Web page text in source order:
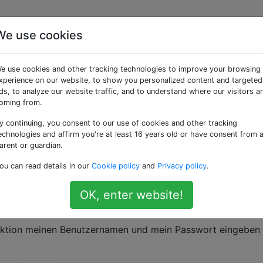
Benutzername und
GitHub-Konto auf meinen PC geklont.
als auch mit meinem Laptop arbeiten, aber mit einem
auf GitHub zu pushen oder von diesem zu ziehen, sind
aber nicht, wenn ich den Laptop benutze!
meinen Benutzernamen und mein Passwort eingeben
use cookies
use cookies and other tracking technologies to improve your browsing
on our website, to show you personalized content and targeted
to analyze our website traffic, and to understand where our visitors
from.
continuing, you consent to our use of cookies and other tracking
and affirm you're at least 16 years old or have consent from a
or guardian.
can read details in our Cookie policy and Privacy policy.
OK, enter website!